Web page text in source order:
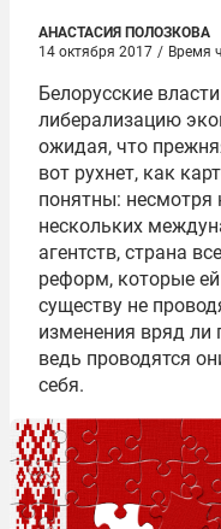
АНАСТАСИЯ ПОЛОЗКОВА
14 октября 2017 / Время
Белорусские
либерализацию
ожидая, что
вот рухнет, как
понятны: несмотря
нескольких
агентств, страна
реформ, которые
существу не
изменения вряд ли
ведь проводятся
себя.